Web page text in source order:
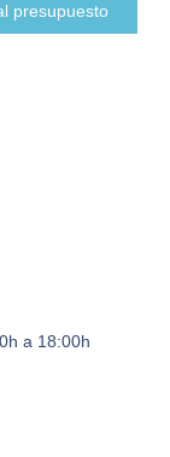
presupuesto
a 18:00h